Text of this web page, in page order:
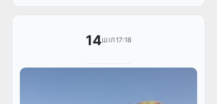
елімізде жүр.
14ШІЛ 17:18